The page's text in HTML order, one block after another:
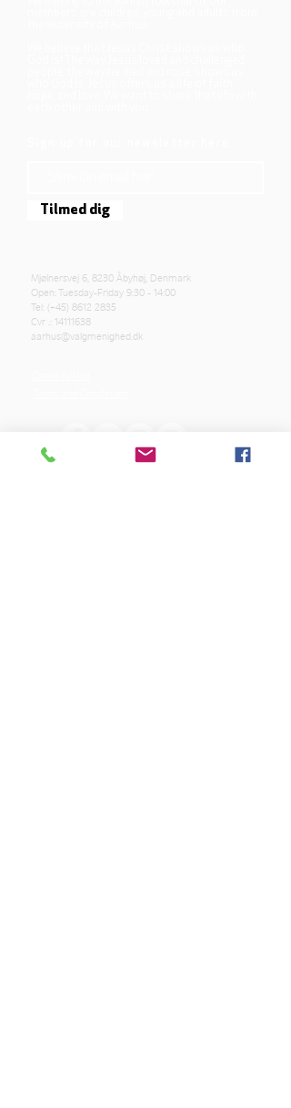
Tilmed dig
Mjølnersvej 6, 8230 Åbyhøj, Denmark
Open: Tuesday-Friday 9:30 - 14:00
Tel: (+45) 8612 2835
Cvr .: 14111638
aarhus@valgmenighed.dk